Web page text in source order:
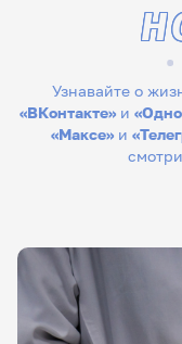
Узнавайте о
«ВКонтакте»и
«Максе» и